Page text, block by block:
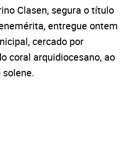
Clasen, segura o título
entregue ontem
cercado por
coral arquidiocesano, ao